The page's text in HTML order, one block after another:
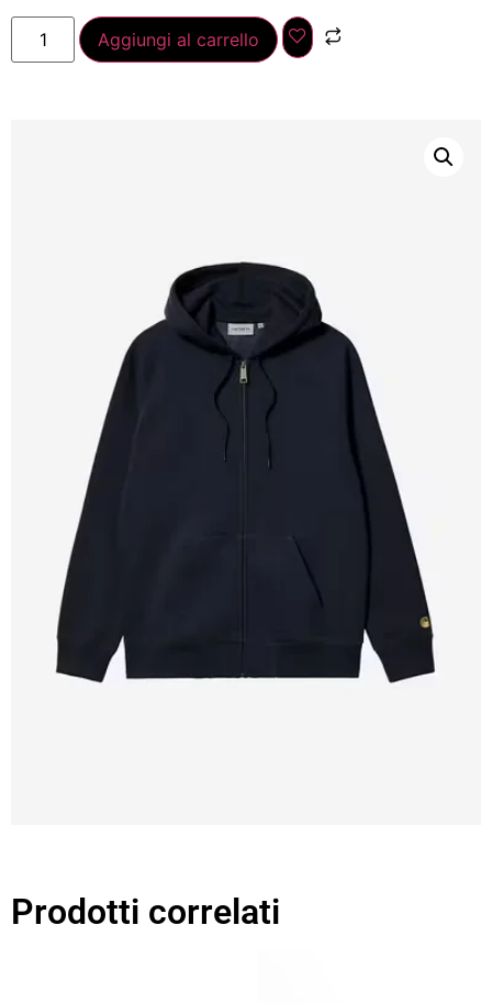
Aggiungi al carrello
Prodotti correlati